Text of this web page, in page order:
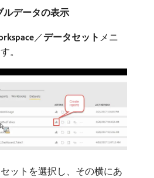
ルデータの表示
／データセット ​メニ
。
ットを選択し、その横にあ